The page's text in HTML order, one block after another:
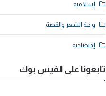
إسلامية
واحة الشعر والقصة
إقتصادية
تابعونا على الفيس بوك